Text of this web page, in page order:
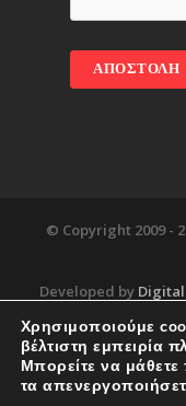
© Copyright 2009 -
Developed by
Blog About
Χρησιμοποιούμε
βέλτιστη εμπειρία
Μπορείτε να
τα